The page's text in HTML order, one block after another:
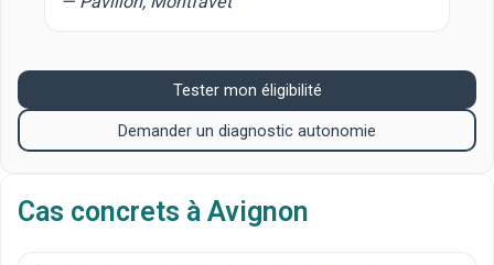
Tester mon éligibilité
Demander un diagnostic autonomie
Cas concrets à Avignon